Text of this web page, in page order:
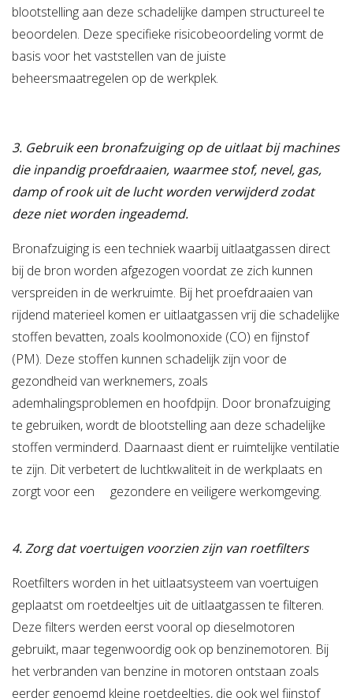
blootstelling aan deze schadelijke dampen structureel te
beoordelen. Deze specifieke risicobeoordeling vormt de
basis voor het vaststellen van de juiste
beheersmaatregelen op de werkplek.
3. Gebruik een bronafzuiging op de uitlaat bij machines
die inpandig proefdraaien, waarmee stof, nevel, gas,
damp of rook uit de lucht worden verwijderd zodat
deze niet worden ingeademd.
Bronafzuiging is een techniek waarbij uitlaatgassen direct
bij de bron worden afgezogen voordat ze zich kunnen
verspreiden in de werkruimte. Bij het proefdraaien van
rijdend materieel komen er uitlaatgassen vrij die schadelijke
stoffen bevatten, zoals koolmonoxide (CO) en fijnstof
(PM). Deze stoffen kunnen schadelijk zijn voor de
gezondheid van werknemers, zoals
ademhalingsproblemen en hoofdpijn. Door bronafzuiging
te gebruiken, wordt de blootstelling aan deze schadelijke
stoffen verminderd. Daarnaast dient er ruimtelijke ventilatie
te zijn. Dit verbetert de luchtkwaliteit in de werkplaats en
zorgt voor een gezondere en veiligere werkomgeving.
4. Zorg dat voertuigen voorzien zijn van roetfilters
Roetfilters worden in het uitlaatsysteem van voertuigen
geplaatst om roetdeeltjes uit de uitlaatgassen te filteren.
Deze filters werden eerst vooral op dieselmotoren
gebruikt, maar tegenwoordig ook op benzinemotoren. Bij
het verbranden van benzine in motoren ontstaan zoals
eerder genoemd kleine roetdeeltjes, die ook wel fijnstof